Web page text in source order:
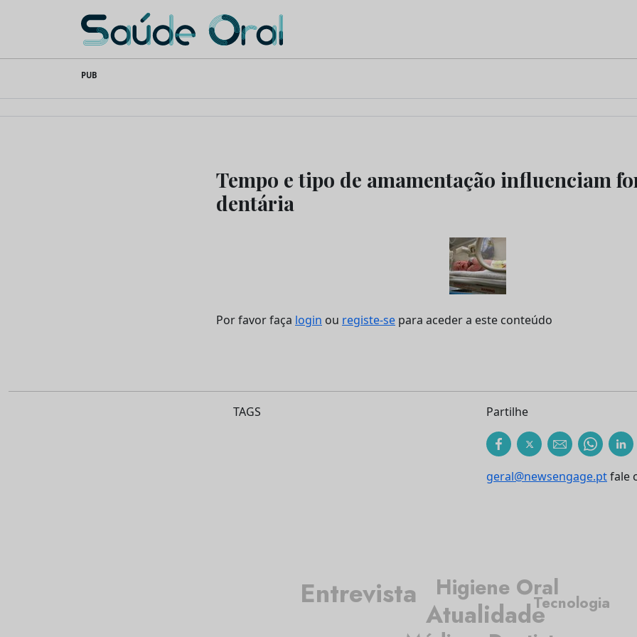
content
Saúde Oral
PUB
Tempo e tipo de amamentação influenciam
dentária
Por favor faça login ou registe-se para aceder a este conteúdo
TAGS Partilhe
geral@newsengage.ptfale
Atualidade
Higiene Oral
Entrevista Tecnologia